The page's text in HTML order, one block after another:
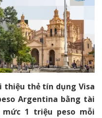
thiệu thẻ tín dụng Visa
Argentina bằng tài
mức 1 triệu peso mỗi